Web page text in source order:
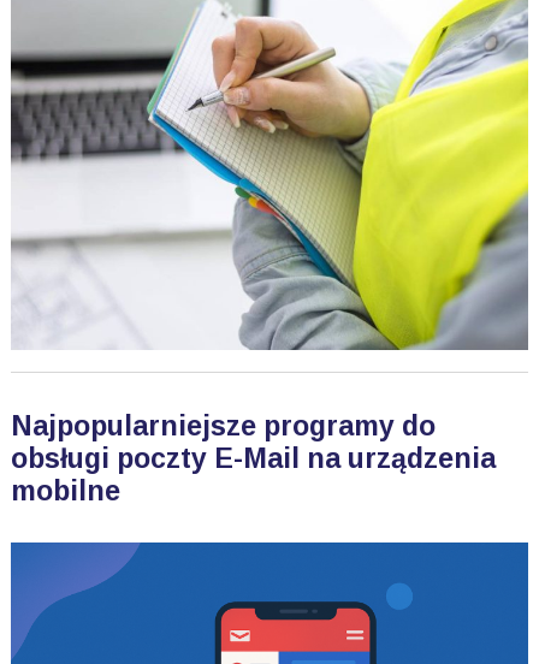
Najpopularniejsze programy do
obsługi poczty E-Mail na urządzenia
mobilne